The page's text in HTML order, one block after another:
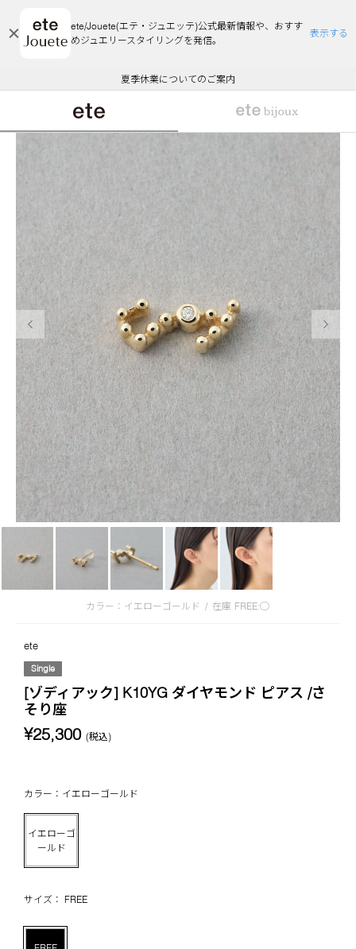
ete/Jouete(エテ・ジュエッテ)公式最新情報や、おすす
めジュエリースタイリングを発信。
表示する
エコラッピング及びエコポイント付与のご案内
ご注文いただいたお品物のお届け状況について
夏季休業についてのご案内
WEB Limited Items >>
採用のご案内
悪質な偽サイトにご注意ください
エコラッピング及びエコポイント付与のご案内
ご注文いただいたお品物のお届け状況について
前の画像
カラー：イエローゴールド / 在庫 FREE:◯
ete
Single
[ゾディアック] K10YG ダイヤモンド ピアス /さ
そり座
¥25,300 (税込)
カラー：イエローゴールド
イエローゴ
ールド
サイズ： FREE